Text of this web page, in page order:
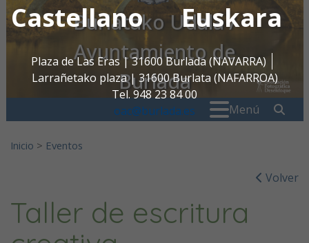
Castellano Euskara
Plaza de Las Eras | 31600 Burlada (NAVARRA)
Larrañetako plaza | 31600 Burlata (NAFARROA)
Tel. 948 23 84 00
oac@burlada.es
Burlatako Udala /
Ayuntamiento de
Burlada
Menú
Inicio > Eventos
Volver
Taller de escritura